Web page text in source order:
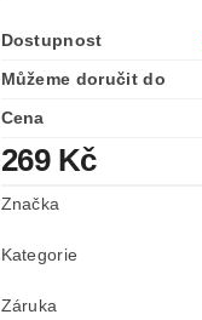
Dostupnost
Můžeme doručit do
Cena
269 Kč
Značka
Kategorie
Záruka